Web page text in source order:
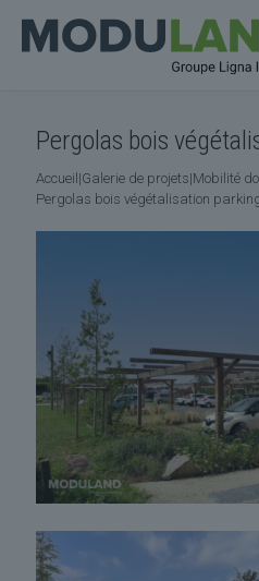
Pergolas bois
Accueil|Galerie de projets|Mobilité
Pergolas bois végétalisation